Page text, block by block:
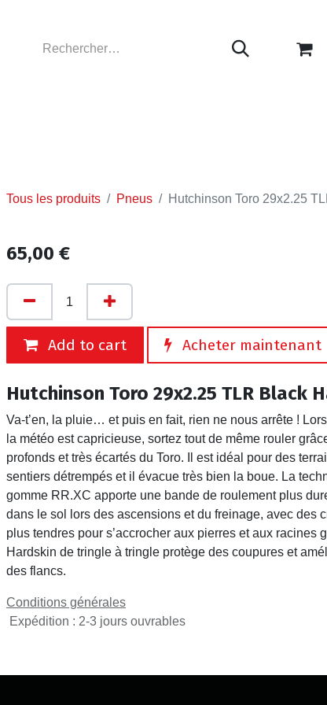
Tous les produits Pneus Hutchinson Toro 29x2.25
65,00 €
Add to cart Acheter maintenant
Hutchinson Toro 29x2.25 TLR Black
Va-t’en, la pluie… et puis en fait, rien ne nous arrête !
la météo est capricieuse, sortez tout de même rouler
profonds et très écartés du Toro. Il est idéal pour des
sentiers détrempés et il évacue très bien la boue. La
gomme RR.XC apporte une bande de roulement plus
dans le sol lors des ascensions et du freinage, avec des
plus tendres pour s’accrocher aux pierres et aux racines
Hardskin de tringle à tringle protège des coupures et
des flancs.
Conditions générales
Expédition : 2-3 jours ouvrables